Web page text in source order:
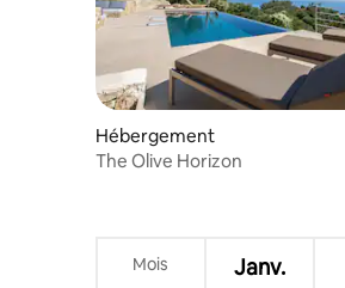
Hébergement
The Olive Horizon
Mois Janv.